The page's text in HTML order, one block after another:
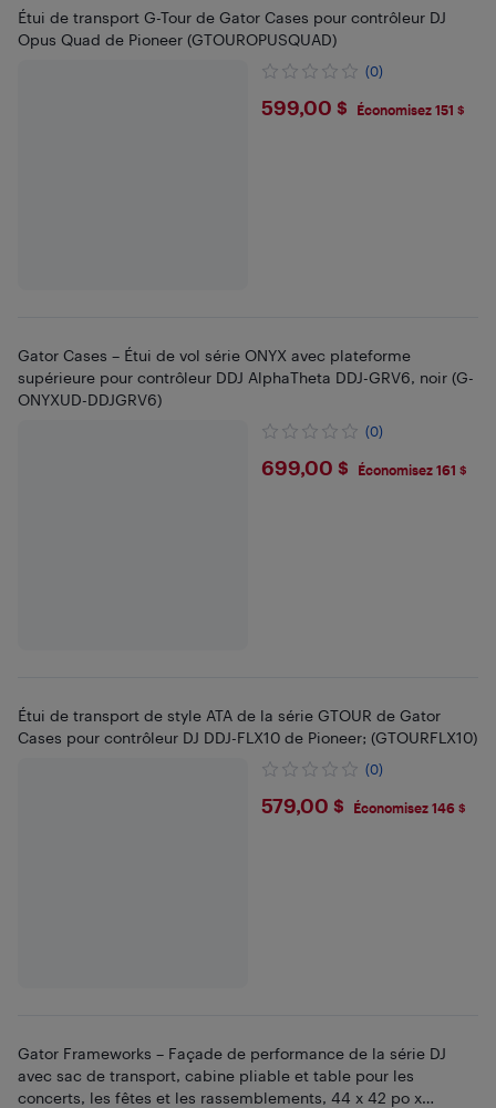
Étui de transport G-Tour de Gator Cases pour contrôleur DJ
Opus Quad de Pioneer (GTOUROPUSQUAD)
(0)
$599
599,00 $ Économisez 151 $
Gator Cases – Étui de vol série ONYX avec plateforme
supérieure pour contrôleur DDJ AlphaTheta DDJ-GRV6, noir (G-
ONYXUD-DDJGRV6)
(0)
$699
699,00 $ Économisez 161 $
Étui de transport de style ATA de la série GTOUR de Gator
Cases pour contrôleur DJ DDJ-FLX10 de Pioneer; (GTOURFLX10)
(0)
$579
579,00 $ Économisez 146 $
Gator Frameworks – Façade de performance de la série DJ
avec sac de transport, cabine pliable et table pour les
concerts, les fêtes et les rassemblements, 44 x 42 po x